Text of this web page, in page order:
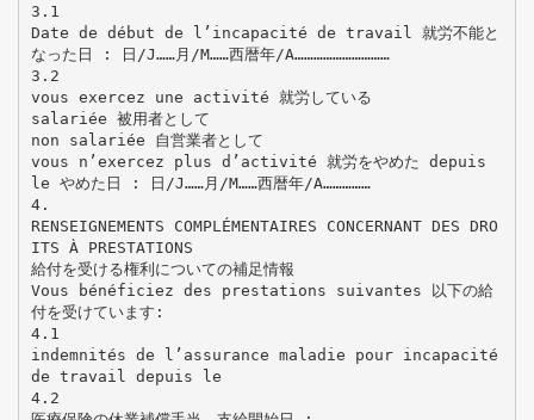
3.1
Date de début de l’incapacité de travail 就労不能と
なった日 : 日/J……月/M……西暦年/A…………………………
3.2
vous exercez une activité 就労している
salariée 被用者として
non salariée 自営業者として
vous n’exercez plus d’activité 就労をやめた depuis
le やめた日 : 日/J……月/M……西暦年/A……………
4.
RENSEIGNEMENTS COMPLÉMENTAIRES CONCERNANT DES DRO
ITS À PRESTATIONS
給付を受ける権利についての補足情報
Vous bénéficiez des prestations suivantes 以下の給
付を受けています:
4.1
indemnités de l’assurance maladie pour incapacité
de travail depuis le
4.2